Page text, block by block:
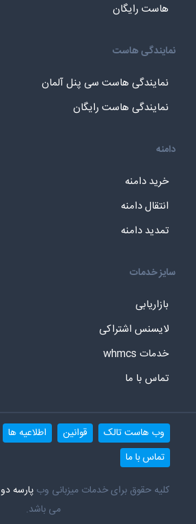
هاست رایگان
نمایندگی هاست
نمایندگی هاست سی پنل آلمان
نمایندگی هاست رایگان
دامنه
خرید دامنه
انتقال دامنه
تمدید دامنه
سایز خدمات
بازاریابی
لایسنس اشتراکی
خدمات whmcs
تماس با ما
وب هاست تالک قوانین اطلاعیه ها
تماس با ما
کلیه حقوق برای خدمات میزبانی وبپارسه دو
می باشد.